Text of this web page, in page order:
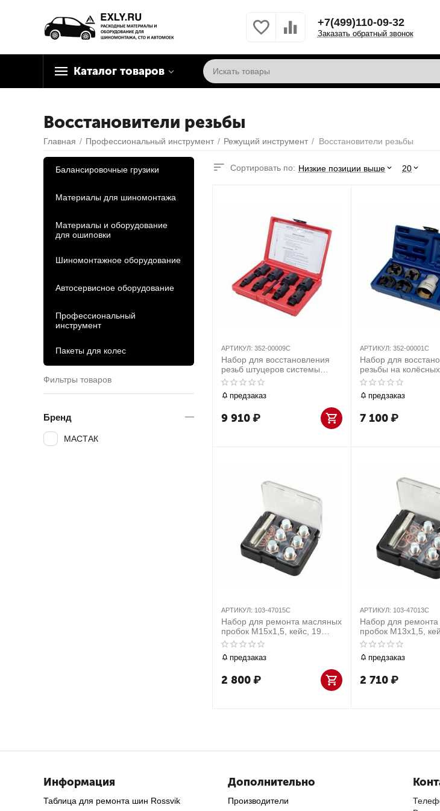
+7(499)110-09-32
Заказать обратный звонок
Каталог товаров
Восстановители резьбы
Главная / Профессиональный инструмент / Режущий инструмент / Восстановители резьбы
Сортировать по: Низкие позиции выше 20
АРТИКУЛ: 352-00009C
Набор для восстановления
резьб штуцеров системы
кондиционирования, кейс, 9
предметов МАСТАК 352-
00009C
предзаказ
9 910₽
АРТИКУЛ: 352-00001C
Набор для
резьбы на колёсных
DAF / IVECO / MAN /
RENAULT / VOLVO /
MERCEDES, кейс, 5
00001C
предзаказ
7 100₽
АРТИКУЛ: 103-47015C
Набор для ремонта масляных
пробок М15х1,5, кейс, 19
предметов МАСТАК 103-
47015С
предзаказ
2 800₽
АРТИКУЛ: 103-47013C
Набор для
пробок М13х1,5,
предметов МАСТАК
47013C
предзаказ
2 710₽
Балансировочные грузики
Материалы для шиномонтажа
Материалы и оборудование
для ошиповки
Шиномонтажное оборудование
Автосервисное оборудование
Профессиональный
инструмент
Пакеты для колес
Фильтры товаров
Бренд
МАСТАК
Информация
Таблица для ремонта шин Rossvik
Дополнительно
Производители